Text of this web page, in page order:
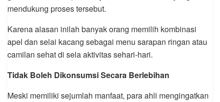
mendukung proses tersebut.
Karena alasan inilah banyak orang memilih kombinasi
apel dan selai kacang sebagai menu sarapan ringan atau
camilan sehat di sela aktivitas sehari-hari.
Tidak Boleh Dikonsumsi Secara Berlebihan
Meski memiliki sejumlah manfaat, para ahli mengingatkan